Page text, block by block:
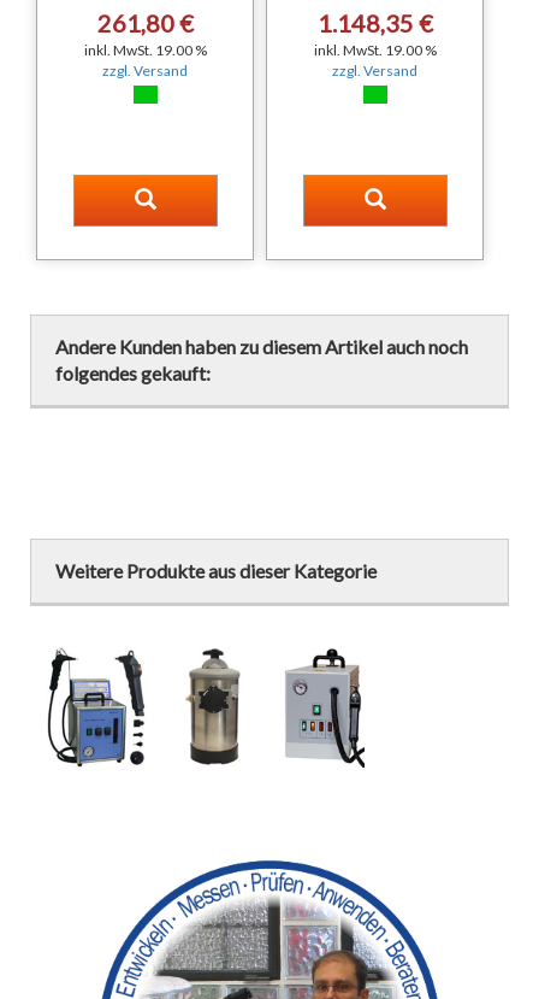
261,80 €
inkl. MwSt. 19.00 %
zzgl. Versand
1.148,35 €
inkl. MwSt. 19.00 %
zzgl. Versand
Andere Kunden haben zu diesem Artikel auch noch
folgendes gekauft:
Weitere Produkte aus dieser Kategorie